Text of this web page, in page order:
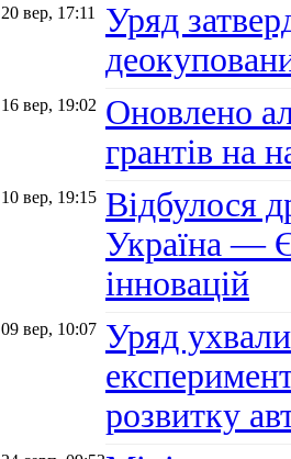
20 вер, 17:11
Уряд
16 вер, 19:02 Оновлено
грантів на
10 вер, 19:15 Відбулося
Україна —
інновацій
09 вер, 10:07 Уряд
розвитку